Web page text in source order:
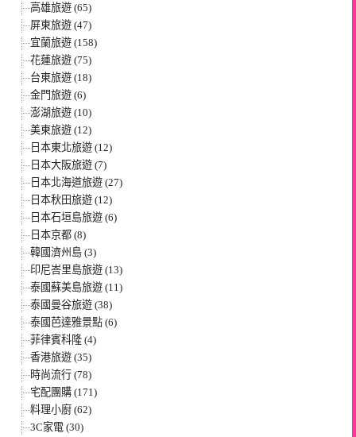
高雄旅遊 (65)
屏東旅遊 (47)
宜蘭旅遊 (158)
花蓮旅遊 (75)
台東旅遊 (18)
金門旅遊 (6)
澎湖旅遊 (10)
美東旅遊 (12)
日本東北旅遊 (12)
日本大阪旅遊 (7)
日本北海道旅遊 (27)
日本秋田旅遊 (12)
日本石垣島旅遊 (6)
日本京都 (8)
韓國濟州島 (3)
印尼峇里島旅遊 (13)
泰國蘇美島旅遊 (11)
泰國曼谷旅遊 (38)
泰國芭達雅景點 (6)
菲律賓科隆 (4)
香港旅遊 (35)
時尚流行 (78)
宅配團購 (171)
料理小廚 (62)
3C家電 (30)